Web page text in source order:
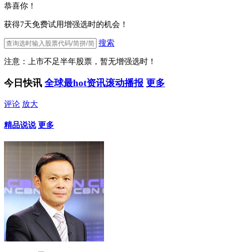
恭喜你！
获得7天免费试用增强选时的机会！
搜索
注意：上市不足半年股票，暂无增强选时！
今日快讯 全球最hot资讯滚动播报 更多
评论 放大
精品说说 更多